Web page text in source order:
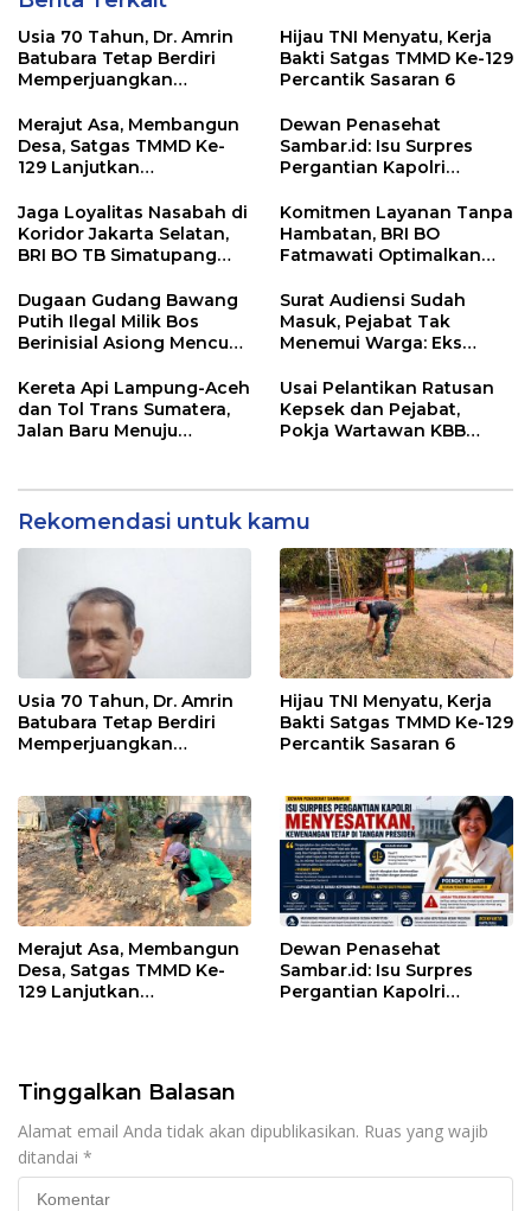
Usia 70 Tahun, Dr. Amrin
Batubara Tetap Berdiri
Memperjuangkan
Hijau TNI Menyatu, Kerja
Bakti Satgas TMMD Ke-129
Percantik Sasaran 6
Merajut Asa, Membangun
Desa, Satgas TMMD Ke-
129 Lanjutkan
Dewan Penasehat
Sambar.id: Isu Surpres
Pergantian Kapolri
Kewenangan Mutlak di
Tangan Presiden
Jaga Loyalitas Nasabah di
Koridor Jakarta Selatan,
BRI BO TB Simatupang
Komitmen Layanan Tanpa
Hambatan, BRI BO
Fatmawati Optimalkan
Setiap Lini
Dugaan Gudang Bawang
Putih Ilegal Milik Bos
Berinisial Asiong Mencuat,
Didesak Bertindak
Surat Audiensi Sudah
Masuk, Pejabat Tak
Menemui Warga: Eks
Pelayanan Dinas
Transmigrasi Luwu Timur
Kereta Api Lampung-Aceh
dan Tol Trans Sumatera,
Jalan Baru Menuju
Usai Pelantikan Ratusan
Kepsek dan Pejabat,
Pokja Wartawan KBB
Rekomendasi untuk kamu
Usia 70 Tahun, Dr. Amrin
Batubara Tetap Berdiri
Memperjuangkan
Hijau TNI Menyatu, Kerja
Bakti Satgas TMMD Ke-129
Percantik Sasaran 6
Merajut Asa, Membangun
Desa, Satgas TMMD Ke-
129 Lanjutkan
Dewan Penasehat
Sambar.id: Isu Surpres
Pergantian Kapolri
Tinggalkan Balasan
Alamat email Anda tidak akan dipublikasikan. Ruas yang wajib
ditandai *